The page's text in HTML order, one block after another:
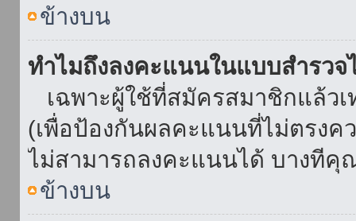
ข้างบน
ทำไมถึงลงคะแนนในแบบสำรวจ
เฉพาะผู้ใช้ที่สมัครสมาชิกแล้ว
(เพื่อป้องกันผลคะแนนที่ไม่ตรง
ไม่สามารถลงคะแนนได้ บางที
ข้างบน